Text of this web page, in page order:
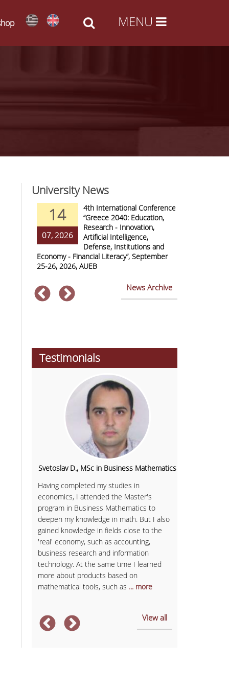
University News
14
07, 2026
4th International Conference
“Greece 2040: Education,
Research - Innovation,
Artificial Intelligence,
Defense, Institutions and
Economy - Financial Literacy”, September
25-26, 2026, AUEB
News Archive
Testimonials
more
Svetoslav D., MSc in Business Mathematics
Having completed my studies in
economics, I attended the Master's
program in Business Mathematics to
deepen my knowledge in math. But I also
gained knowledge in fields close to the
'real' economy, such as accounting,
business research and information
technology. At the same time I learned
more about products based on
mathematical tools, such as ... more
View all